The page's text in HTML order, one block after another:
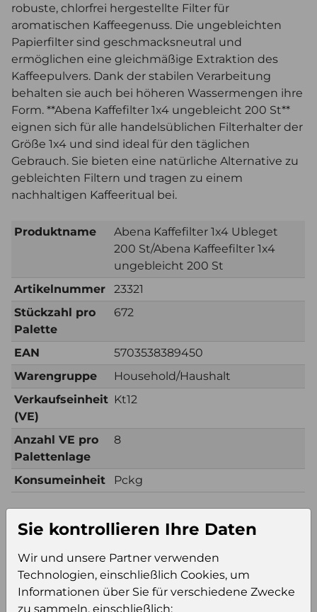
robuste, chlorfrei hergestellte Filter für
aromatischen Kaffeegenuss. Die ungebleichten
Papierfilter sind geschmacksneutral und
ermöglichen eine gleichmäßige Extraktion des
Kaffeepulvers. Dank der stabilen Verarbeitung
behalten sie auch bei höheren Wassermengen ihre
Form. **Abena Kaffefilter 1x4 ungebleicht 200 St**
eignen sich für alle handelsüblichen Filterhalter der
Größe 1x4 und sind ideal für den täglichen
Gebrauch. Sie bieten eine natürliche Alternative zu
gebleichten Filtern und tragen zu einem
nachhaltigen Kaffeeritual bei.
Produktname
Abena Kaffefilter 1x4 Ubleget
200 St/Abena Kaffeefilter 1x4
ungebleicht 200 St
Artikelnummer
23321
Stückzahl pro
Palette
672
EAN
5703538389450
Warengruppe
Household/Haushalt
Verkaufseinheit
(VE)
Kt12
Anzahl VE pro
Palettenlage
8
Konsumeinheit Pckg
Zusätzliche Information
Verkaufseinheit
(VE)
Kt12
Verkaufseinheit
pro Palette
56
Sie kontrollieren Ihre Daten
Wir und unsere Partner verwenden
Technologien, einschließlich Cookies, um
Informationen über Sie für verschiedene Zwecke
zu sammeln, einschließlich: